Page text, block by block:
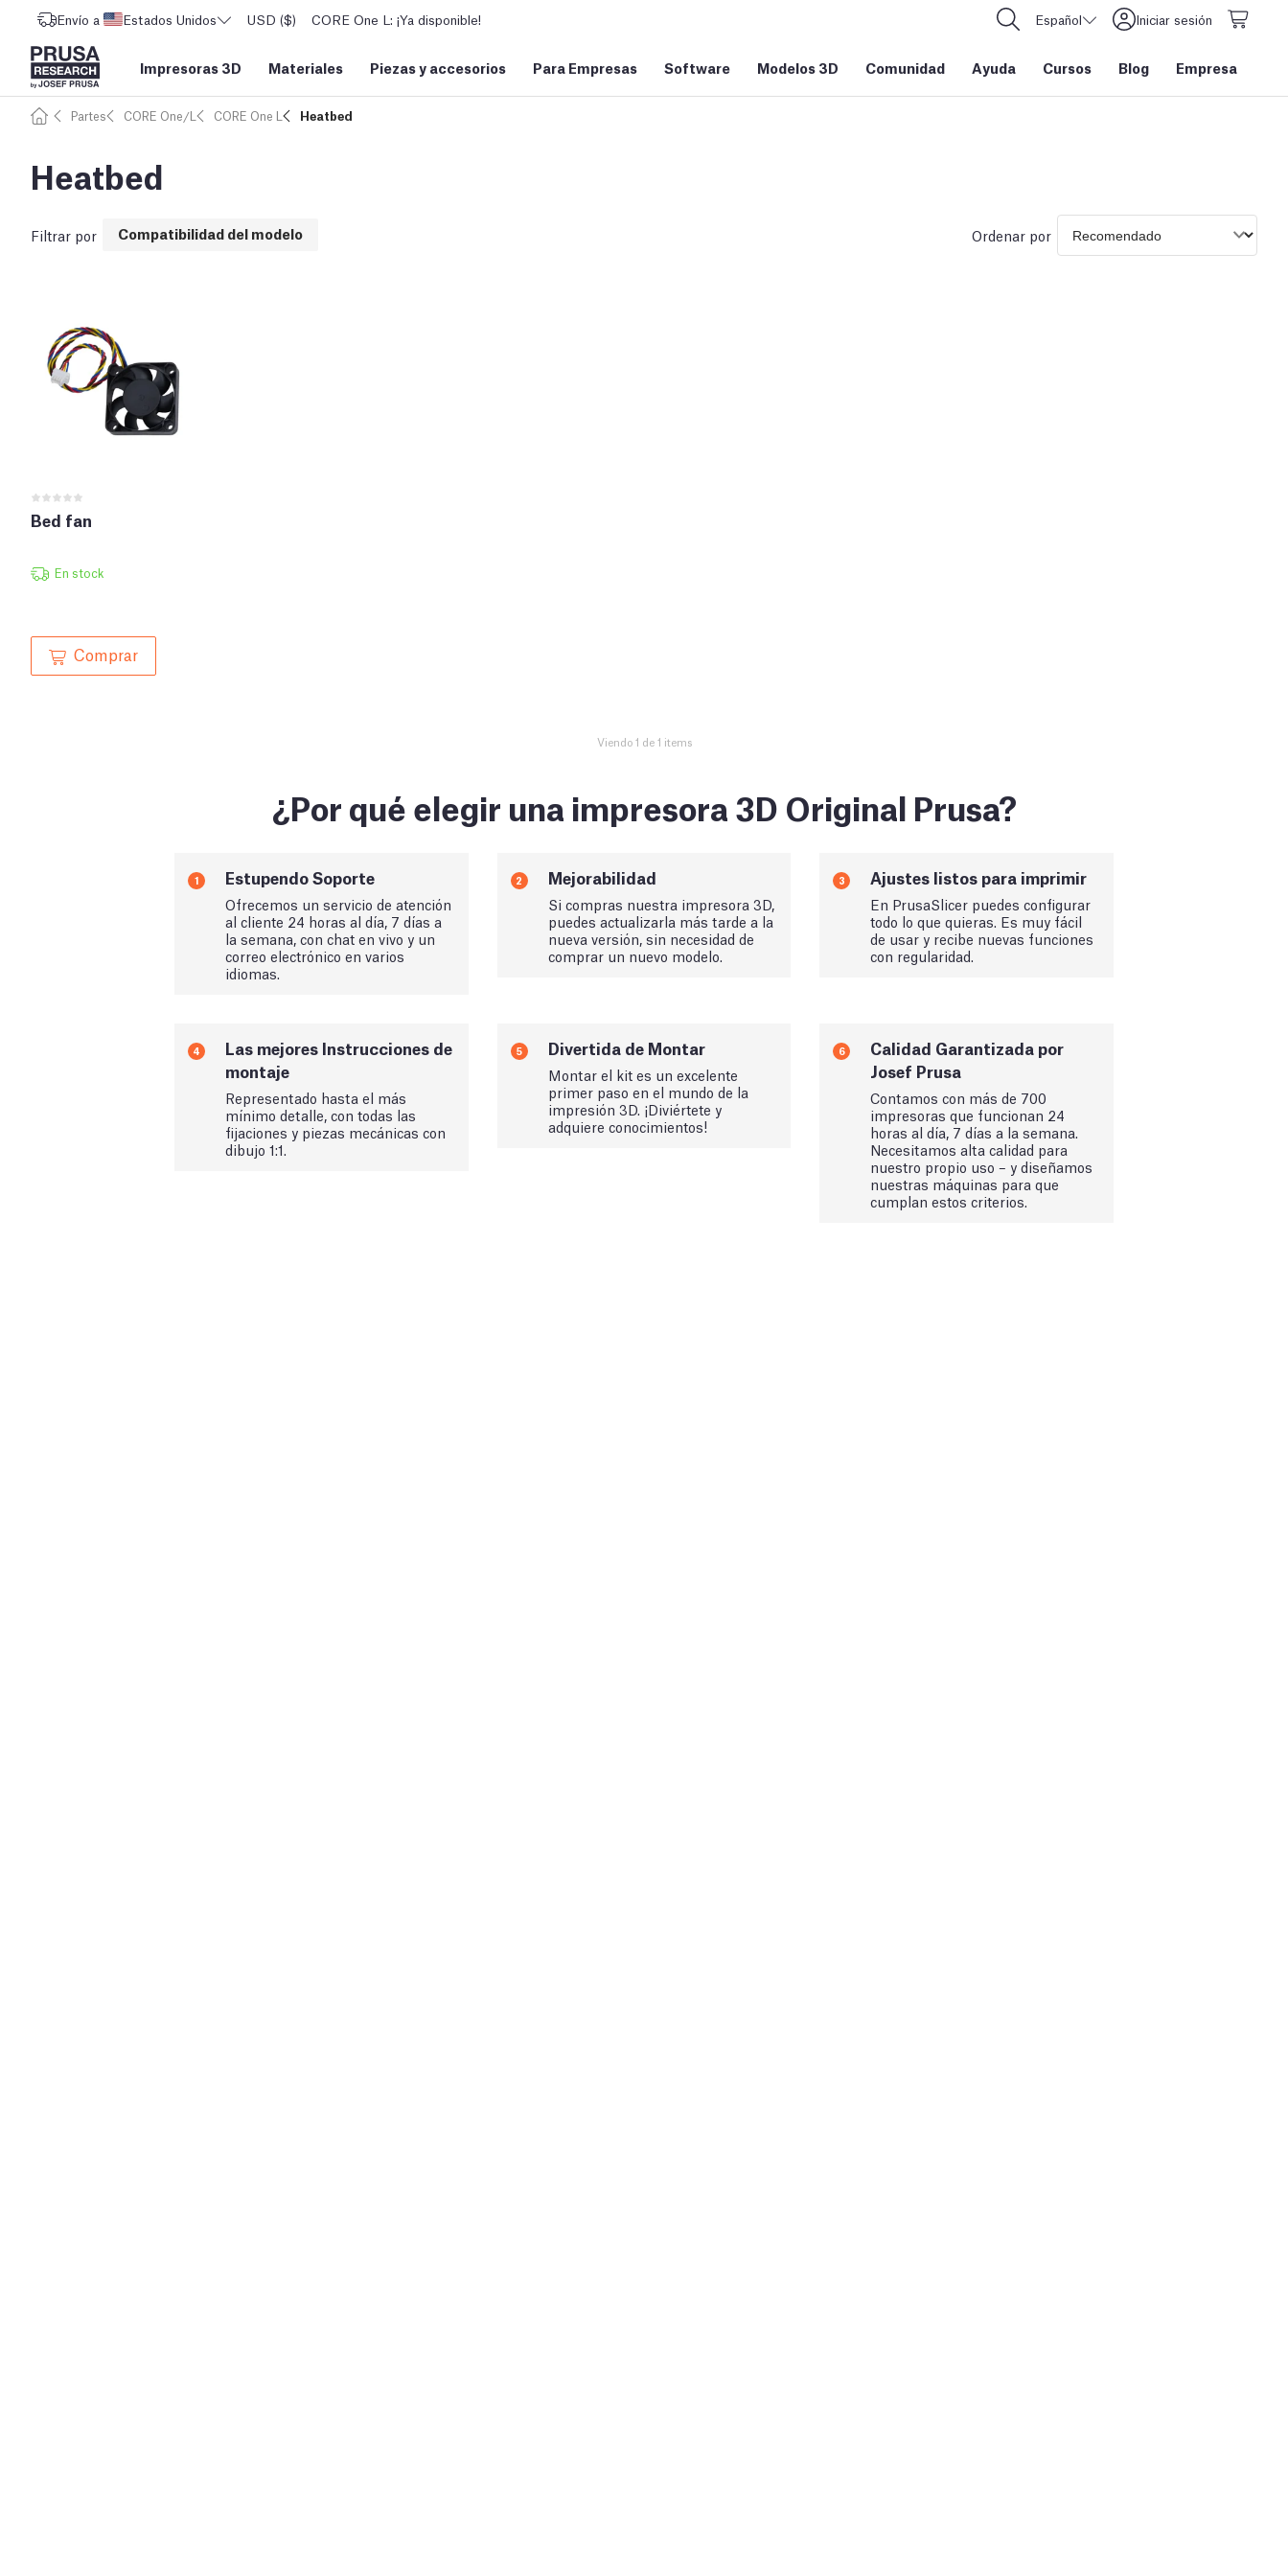
Envío a Estados Unidos USD ($) CORE One L: ¡Ya disponible! Español Iniciar sesión
Impresoras 3D Materiales Piezas y accesorios Para Empresas Software Modelos 3D Comunidad Ayuda Cursos Blog Empresa
Partes CORE One/L CORE One L Heatbed
Heatbed
Filtrar por Compatibilidad del modelo Ordenar por
Bed fan
En stock
Comprar
Viendo 1 de 1 items
¿Por qué elegir una impresora 3D Original Prusa?
1 Estupendo Soporte
Ofrecemos un servicio de atención
al cliente 24 horas al día, 7 días a
la semana, con chat en vivo y un
correo electrónico en varios
idiomas.
2 Mejorabilidad
Si compras nuestra impresora 3D,
puedes actualizarla más tarde a la
nueva versión, sin necesidad de
comprar un nuevo modelo.
3 Ajustes listos para imprimir
En PrusaSlicer puedes configurar
todo lo que quieras. Es muy fácil
de usar y recibe nuevas funciones
con regularidad.
4
Las mejores Instrucciones de
montaje
Representado hasta el más
mínimo detalle, con todas las
fijaciones y piezas mecánicas con
dibujo 1:1.
5 Divertida de Montar
Montar el kit es un excelente
primer paso en el mundo de la
impresión 3D. ¡Diviértete y
adquiere conocimientos!
6
Calidad Garantizada por
Josef Prusa
Contamos con más de 700
impresoras que funcionan 24
horas al día, 7 días a la semana.
Necesitamos alta calidad para
nuestro propio uso – y diseñamos
nuestras máquinas para que
cumplan estos criterios.